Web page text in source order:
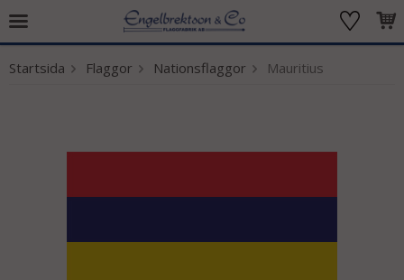
Produkten har blivit tillagd i varukorgen
Startsida Flaggor Nationsflaggor Mauritius